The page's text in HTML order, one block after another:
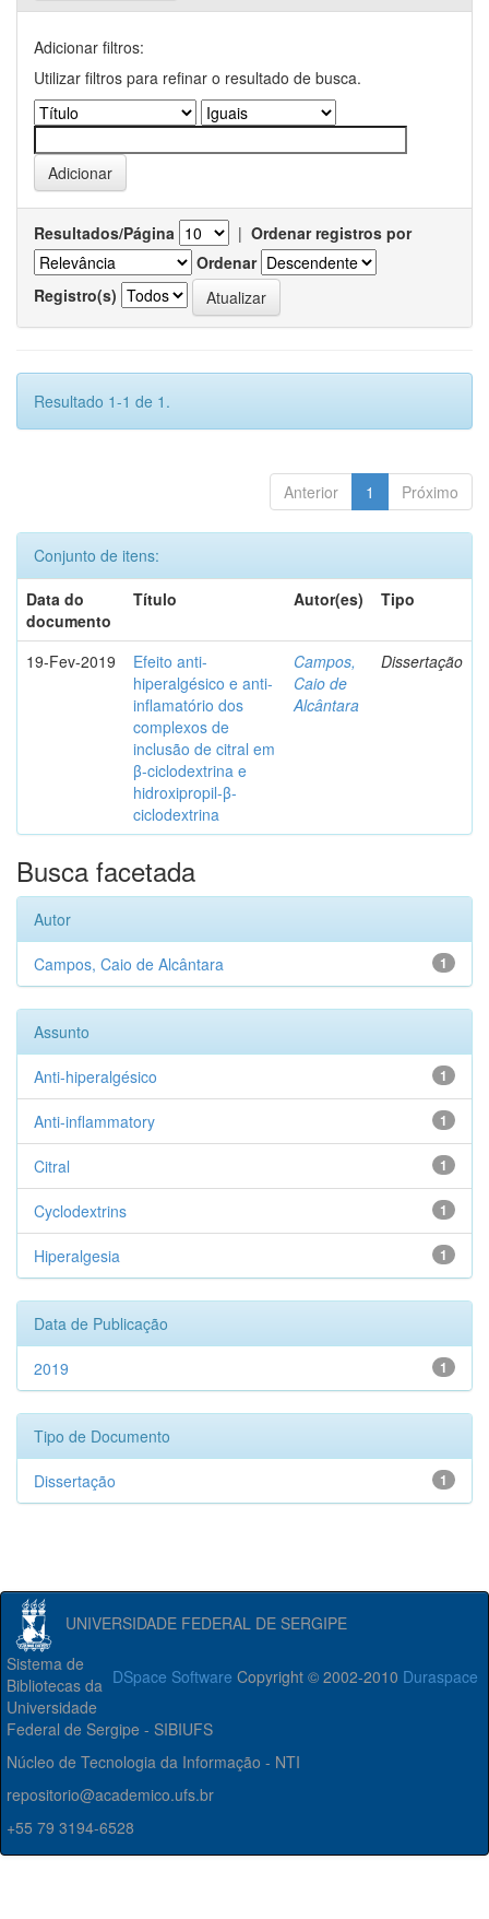
Adicionar filtros:
Utilizar filtros para refinar o resultado de busca.
Resultados/Página | Ordenar registros por
Ordenar
Registro(s)
Resultado 1-1 de 1.
Anterior 1 Próximo
Conjunto de itens:
Data do
documento
Título Autor(es) Tipo
19-Fev-2019
Efeito anti-
hiperalgésico e anti-
inflamatório dos
complexos de
inclusão de citral em
β-ciclodextrina e
hidroxipropil-β-
ciclodextrina
Campos,
Caio de
Alcântara
Dissertação
Busca facetada
Autor
1
Campos, Caio de Alcântara
Assunto
1
Anti-hiperalgésico
1
Anti-inflammatory
1
Citral
1
Cyclodextrins
1
Hiperalgesia
Data de Publicação
1
2019
Tipo de Documento
1
Dissertação
UNIVERSIDADE FEDERAL DE SERGIPE
DSpace Software Copyright © 2002-2010 Duraspace
Sistema de
Bibliotecas da
Universidade
Federal de Sergipe - SIBIUFS
Núcleo de Tecnologia da Informação - NTI
repositorio@academico.ufs.br
+55 79 3194-6528